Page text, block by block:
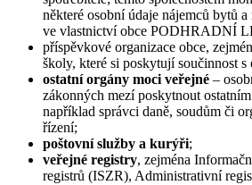
některé osobní údaje nájemců bytů
ve vlastnictví obce PODHRADNÍ
příspěvkové organizace obce,
školy, které si poskytují součinnost s
ostatní orgány moci veřejné –
zákonných mezí poskytnout
například správci daně, soudům či
řízení;
poštovní služby a kurýři;
veřejné registry, zejména
registrů (ISZR), Administrativní